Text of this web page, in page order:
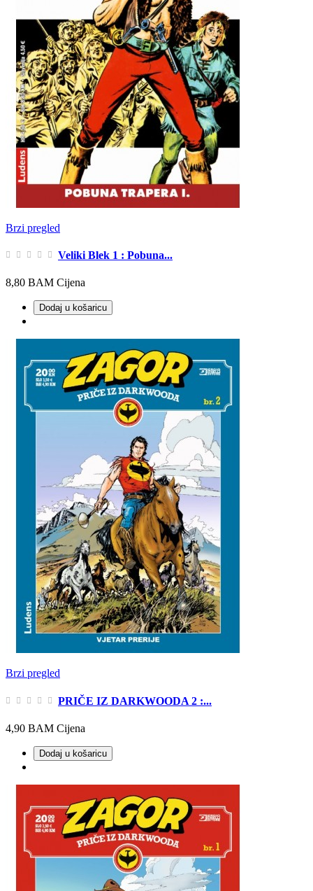
Brzi pregled
Veliki Blek 1 : Pobuna...
8,80 BAM Cijena
Dodaj u košaricu
Brzi pregled
PRIČE IZ DARKWOODA 2 :...
4,90 BAM Cijena
Dodaj u košaricu